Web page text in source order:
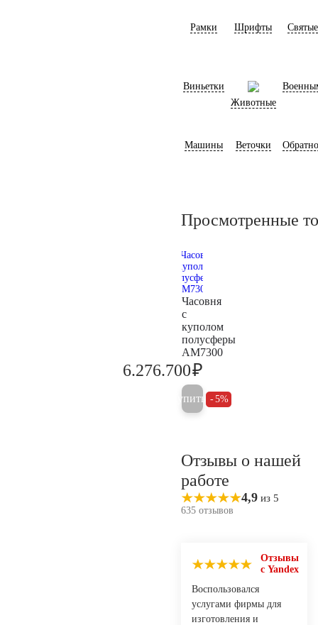
Рамки Шрифты Святые
Виньетки
Животные
Машины Веточки
Просмотренные
Часовня
с
куполом
полусферы
AM7300
6.276.700₽
Купить 5%
Отзывы о нашей
работе
4,9 из 5
635 отзывов
Отзывы
с Yandex
Воспользовался
услугами фирмы для
изготовления и